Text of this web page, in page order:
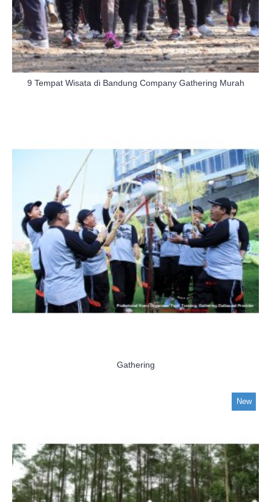
9 Tempat Wisata di Bandung Company Gathering Murah
Gathering
New